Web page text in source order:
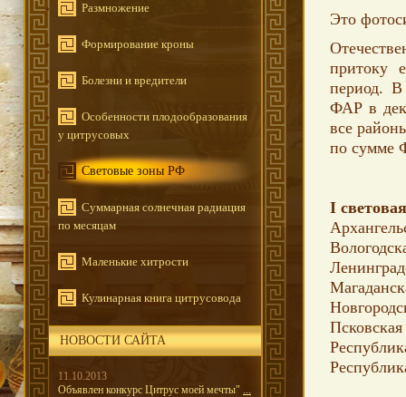
Размножение
Формирование кроны
Болезни и вредители
Особенности плодообразования
у цитрусовых
Световые зоны РФ
Суммарная солнечная радиация
по месяцам
Маленькие хитрости
Кулинарная книга цитрусовода
НОВОСТИ САЙТА
11.10.2013
Объявлен конкурс Цитрус моей мечты" ...
Это
притоку
период.
ФАР в
все
по сумме
I
Псковская